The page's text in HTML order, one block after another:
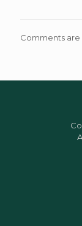
Comments are